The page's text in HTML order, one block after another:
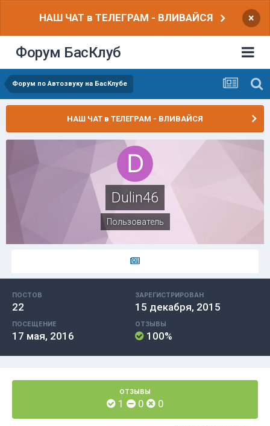
НАШ ЧАТ в ТЕЛЕГРАМ - ВЛИВАЙСЯ ×
Форум БасКлуб
Форум по Автозвуку на БасКлубе
НАШ ЧАТ в ТЕЛЕГРАМ - ВЛИВАЙСЯ
Dulin46
Пользователь
ПОСТОВ
22
ЗАРЕГИСТРИРОВАН
15 декабря, 2015
ПОСЕЩЕНИЕ
17 мая, 2016
ОТЗЫВЫ
100%
ОТЗЫВЫ
1 0 0